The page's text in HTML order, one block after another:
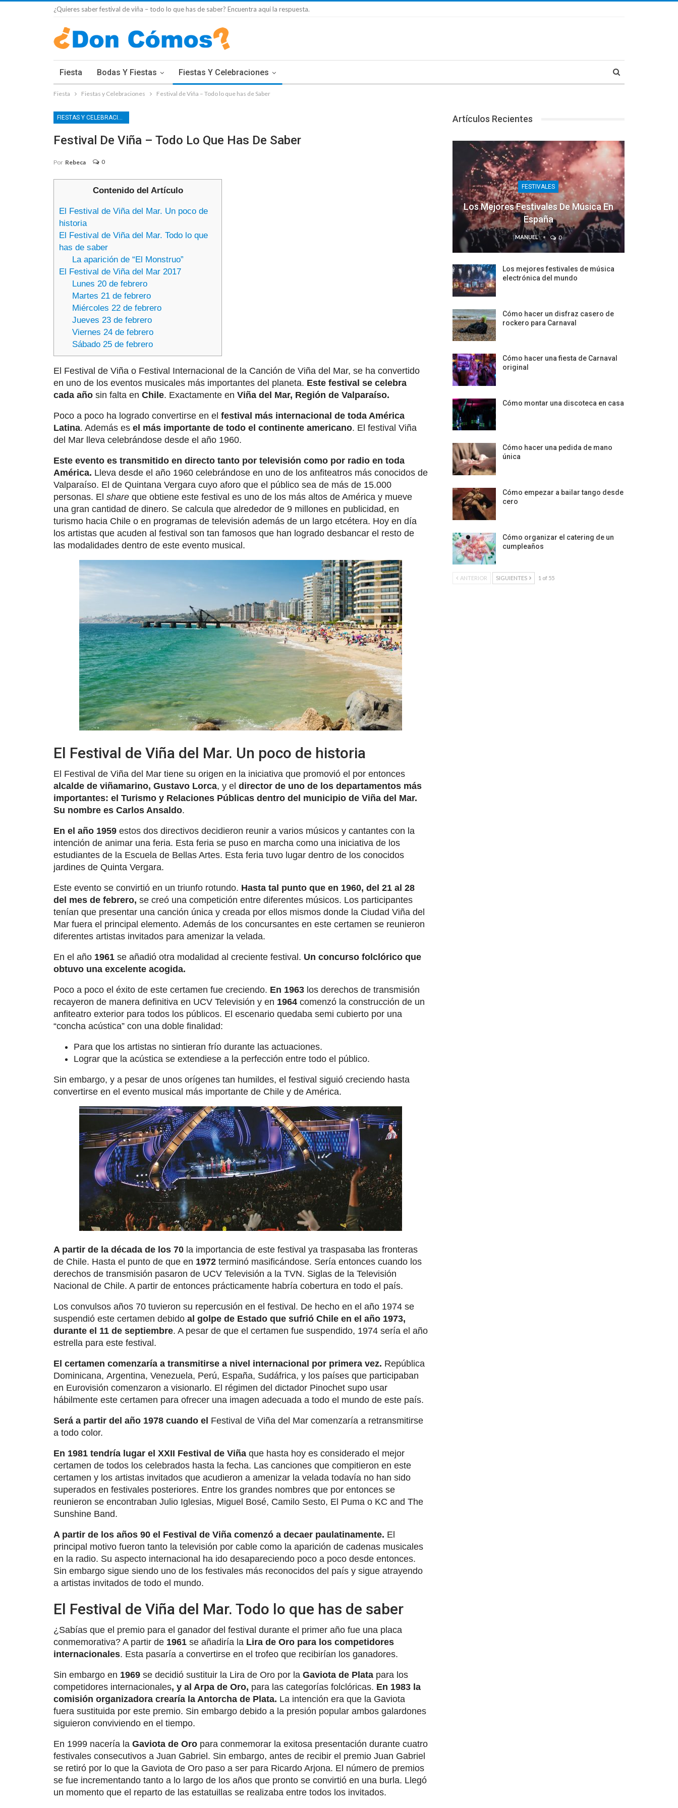
¿Quieres saber festival de viña – todo lo que has de saber? Encuentra aquí la respuesta.
Fiesta Bodas Y Fiestas Fiestas Y Celebraciones
Fiesta Fiestas y Celebraciones Festival de Viña – Todo lo que has de Saber
FIESTAS Y CELEBRACIONES
Festival De Viña – Todo Lo Que Has De Saber
Por Rebeca 0
Contenido del Artículo
El Festival de Viña del Mar. Un poco de
historia
El Festival de Viña del Mar. Todo lo que
has de saber
La aparición de “El Monstruo”
El Festival de Viña del Mar 2017
Lunes 20 de febrero
Martes 21 de febrero
Miércoles 22 de febrero
Jueves 23 de febrero
Viernes 24 de febrero
Sábado 25 de febrero
El Festival de Viña o Festival Internacional de la Canción de Viña del Mar, se ha convertido
en uno de los eventos musicales más importantes del planeta. Este festival se celebra
cada año sin falta en Chile. Exactamente en Viña del Mar, Región de Valparaíso.
Poco a poco ha logrado convertirse en el festival más internacional de toda América
Latina. Además es el más importante de todo el continente americano. El festival Viña
del Mar lleva celebrándose desde el año 1960.
Este evento es transmitido en directo tanto por televisión como por radio en toda
América. Lleva desde el año 1960 celebrándose en uno de los anfiteatros más conocidos de
Valparaíso. El de Quintana Vergara cuyo aforo que el público sea de más de 15.000
personas. El share que obtiene este festival es uno de los más altos de América y mueve
una gran cantidad de dinero. Se calcula que alrededor de 9 millones en publicidad, en
turismo hacia Chile o en programas de televisión además de un largo etcétera. Hoy en día
los artistas que acuden al festival son tan famosos que han logrado desbancar el resto de
las modalidades dentro de este evento musical.
El Festival de Viña del Mar. Un poco de historia
El Festival de Viña del Mar tiene su origen en la iniciativa que promovió el por entonces
alcalde de viñamarino, Gustavo Lorca, y el director de uno de los departamentos más
importantes: el Turismo y Relaciones Públicas dentro del municipio de Viña del Mar.
Su nombre es Carlos Ansaldo.
En el año 1959 estos dos directivos decidieron reunir a varios músicos y cantantes con la
intención de animar una feria. Esta feria se puso en marcha como una iniciativa de los
estudiantes de la Escuela de Bellas Artes. Esta feria tuvo lugar dentro de los conocidos
jardines de Quinta Vergara.
Este evento se convirtió en un triunfo rotundo. Hasta tal punto que en 1960, del 21 al 28
del mes de febrero, se creó una competición entre diferentes músicos. Los participantes
tenían que presentar una canción única y creada por ellos mismos donde la Ciudad Viña del
Mar fuera el principal elemento. Además de los concursantes en este certamen se reunieron
diferentes artistas invitados para amenizar la velada.
En el año 1961 se añadió otra modalidad al creciente festival. Un concurso folclórico que
obtuvo una excelente acogida.
Poco a poco el éxito de este certamen fue creciendo. En 1963 los derechos de transmisión
recayeron de manera definitiva en UCV Televisión y en 1964 comenzó la construcción de un
anfiteatro exterior para todos los públicos. El escenario quedaba semi cubierto por una
“concha acústica” con una doble finalidad:
Para que los artistas no sintieran frío durante las actuaciones.
Lograr que la acústica se extendiese a la perfección entre todo el público.
Sin embargo, y a pesar de unos orígenes tan humildes, el festival siguió creciendo hasta
convertirse en el evento musical más importante de Chile y de América.
A partir de la década de los 70 la importancia de este festival ya traspasaba las fronteras
de Chile. Hasta el punto de que en 1972 terminó masificándose. Sería entonces cuando los
derechos de transmisión pasaron de UCV Televisión a la TVN. Siglas de la Televisión
Nacional de Chile. A partir de entonces prácticamente habría cobertura en todo el país.
Los convulsos años 70 tuvieron su repercusión en el festival. De hecho en el año 1974 se
suspendió este certamen debido al golpe de Estado que sufrió Chile en el año 1973,
durante el 11 de septiembre. A pesar de que el certamen fue suspendido, 1974 sería el año
estrella para este festival.
El certamen comenzaría a transmitirse a nivel internacional por primera vez. República
Dominicana, Argentina, Venezuela, Perú, España, Sudáfrica, y los países que participaban
en Eurovisión comenzaron a visionarlo. El régimen del dictador Pinochet supo usar
hábilmente este certamen para ofrecer una imagen adecuada a todo el mundo de este país.
Será a partir del año 1978 cuando el Festival de Viña del Mar comenzaría a retransmitirse
a todo color.
En 1981 tendría lugar el XXII Festival de Viña que hasta hoy es considerado el mejor
certamen de todos los celebrados hasta la fecha. Las canciones que compitieron en este
certamen y los artistas invitados que acudieron a amenizar la velada todavía no han sido
superados en festivales posteriores. Entre los grandes nombres que por entonces se
reunieron se encontraban Julio Iglesias, Miguel Bosé, Camilo Sesto, El Puma o KC and The
Sunshine Band.
A partir de los años 90 el Festival de Viña comenzó a decaer paulatinamente. El
principal motivo fueron tanto la televisión por cable como la aparición de cadenas musicales
en la radio. Su aspecto internacional ha ido desapareciendo poco a poco desde entonces.
Sin embargo sigue siendo uno de los festivales más reconocidos del país y sigue atrayendo
a artistas invitados de todo el mundo.
El Festival de Viña del Mar. Todo lo que has de saber
¿Sabías que el premio para el ganador del festival durante el primer año fue una placa
conmemorativa? A partir de 1961 se añadiría la Lira de Oro para los competidores
internacionales. Esta pasaría a convertirse en el trofeo que recibirían los ganadores.
Sin embargo en 1969 se decidió sustituir la Lira de Oro por la Gaviota de Plata para los
competidores internacionales, y al Arpa de Oro, para las categorías folclóricas. En 1983 la
comisión organizadora crearía la Antorcha de Plata. La intención era que la Gaviota
fuera sustituida por este premio. Sin embargo debido a la presión popular ambos galardones
siguieron conviviendo en el tiempo.
En 1999 nacería la Gaviota de Oro para conmemorar la exitosa presentación durante cuatro
festivales consecutivos a Juan Gabriel. Sin embargo, antes de recibir el premio Juan Gabriel
se retiró por lo que la Gaviota de Oro paso a ser para Ricardo Arjona. El número de premios
se fue incrementando tanto a lo largo de los años que pronto se convirtió en una burla. Llegó
un momento que el reparto de las estatuillas se realizaba entre todos los invitados.
Artículos Recientes
FESTIVALES
Los Mejores Festivales De Música En
España
MANUEL 0
Los mejores festivales de música
electrónica del mundo
Cómo hacer un disfraz casero de
rockero para Carnaval
Cómo hacer una fiesta de Carnaval
original
Cómo montar una discoteca en casa
Cómo hacer una pedida de mano
única
Cómo empezar a bailar tango desde
cero
Cómo organizar el catering de un
cumpleaños
ANTERIOR SIGUIENTES 1 of 55